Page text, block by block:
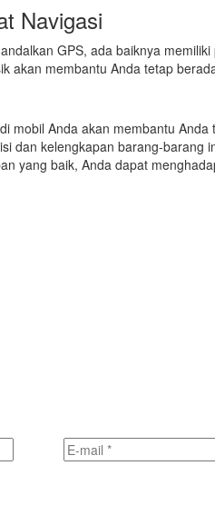
Navigasi
GPS, ada baiknya
akan membantu Anda tetap
mobil Anda akan membantu
dan kelengkapan barang-barang
yang baik, Anda dapat